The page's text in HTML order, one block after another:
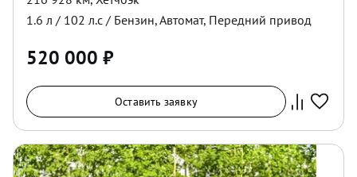
1.6 л / 102 л.с / Бензин,Автомат, Передний привод
520 000 ₽
Оставить заявку